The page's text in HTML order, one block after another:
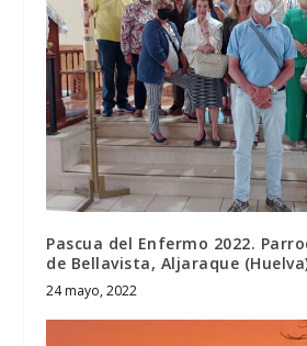
Pascua del Enfermo 2022.
de Bellavista, Aljaraque
24 mayo, 2022